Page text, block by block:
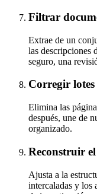
Filtrar
Extrae de un
las descripciones
seguro, una
Corregir lotes
Elimina las
después, une de
organizado.
Reconstruir
Ajusta a la
intercaladas y los